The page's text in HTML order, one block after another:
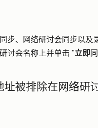
步、网络研讨会同步以及
讨会名称上并单击 "立即
址被排除在网络研